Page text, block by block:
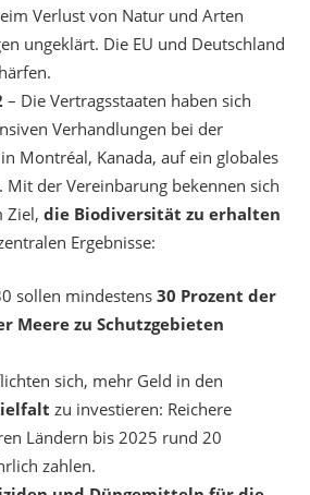
Verlust von Natur und Arten
ungeklärt. Die EU und Deutschland
– Die Vertragsstaaten haben sich
Verhandlungen bei der
Montréal, Kanada, auf ein globales
der Vereinbarung bekennen sich
Ziel, die Biodiversität zu erhalten
Ergebnisse:
sollen mindestens 30 Prozent der
Meere zu Schutzgebieten
sich, mehr Geld in den
zu investieren: Reichere
Ländern bis 2025 rund 20
zahlen.